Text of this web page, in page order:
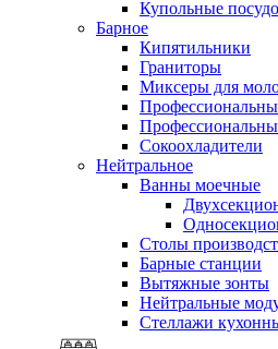
Купольные
Барное
Кипятильники
Граниторы
Миксеры для
Сокоохладители
Нейтральное
Ванны моечные
Столы
Барные станции
Вытяжные зонты
Нейтральные
Стеллажи